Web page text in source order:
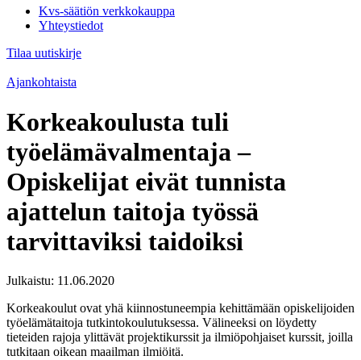
Kvs-säätiön verkkokauppa
Yhteystiedot
Tilaa uutiskirje
Ajankohtaista
Korkeakoulusta tuli
työelämävalmentaja –
Opiskelijat eivät tunnista
ajattelun taitoja työssä
tarvittaviksi taidoiksi
Julkaistu: 11.06.2020
Korkeakoulut ovat yhä kiinnostuneempia kehittämään opiskelijoiden
työelämätaitoja tutkintokoulutuksessa. Välineeksi on löydetty
tieteiden rajoja ylittävät projektikurssit ja ilmiöpohjaiset kurssit, joilla
tutkitaan oikean maailman ilmiöitä.